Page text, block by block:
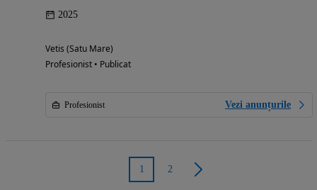
2025
Vetis (Satu Mare)
Profesionist • Publicat
Profesionist Vezi anunțurile
1 2